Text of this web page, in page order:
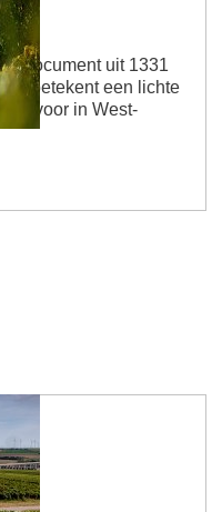
document uit 1331
betekent een lichte
voor in West-